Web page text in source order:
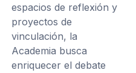
espacios de reflexión y
proyectos de
vinculación, la
Academia busca
enriquecer el debate